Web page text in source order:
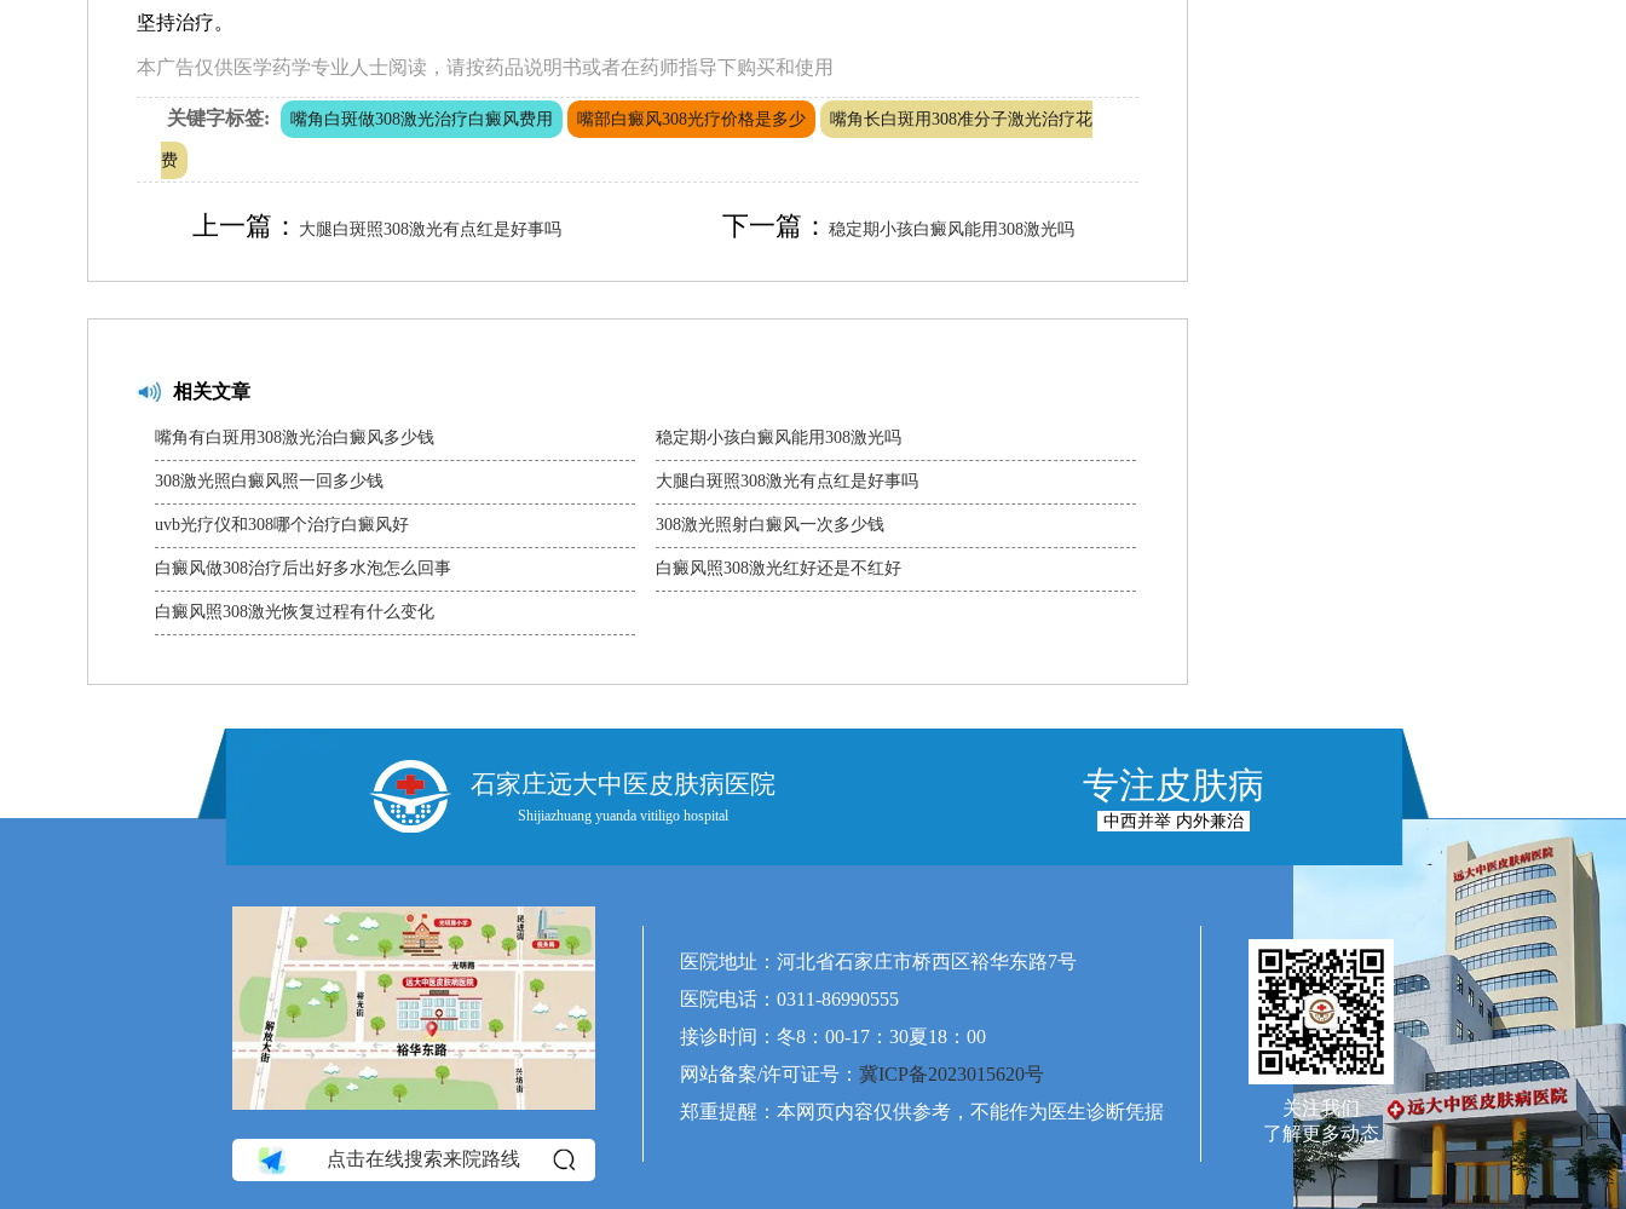
坚持治疗。
本广告仅供医学药学专业人士阅读，请按药品说明书或者在药师指导下购买和使用
关键字标签: 嘴角白斑做308激光治疗白癜风费用 嘴部白癜风308光疗价格是多少 嘴角长白斑用308准分子激光治疗花
费
上一篇： 大腿白斑照308激光有点红是好事吗 下一篇： 稳定期小孩白癜风能用308激光吗
相关文章
嘴角有白斑用308激光治白癜风多少钱
308激光照白癜风照一回多少钱
uvb光疗仪和308哪个治疗白癜风好
白癜风做308治疗后出好多水泡怎么回事
白癜风照308激光恢复过程有什么变化
稳定期小孩白癜风能用308激光吗
大腿白斑照308激光有点红是好事吗
308激光照射白癜风一次多少钱
白癜风照308激光红好还是不红好
石家庄远大中医皮肤病医院
Shijiazhuang yuanda vitiligo hospital
专注皮肤病
中西并举 内外兼治
点击在线搜索来院路线
医院地址：河北省石家庄市桥西区裕华东路7号
医院电话：0311-86990555
接诊时间：冬8：00-17：30夏18：00
网站备案/许可证号： 冀ICP备2023015620号
郑重提醒：本网页内容仅供参考，不能作为医生诊断凭据
关注我们
了解更多动态